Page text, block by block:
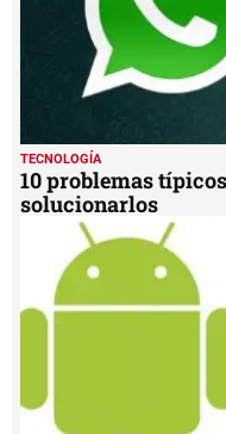
TECNOLOGÍA
10 problemas
solucionarlos